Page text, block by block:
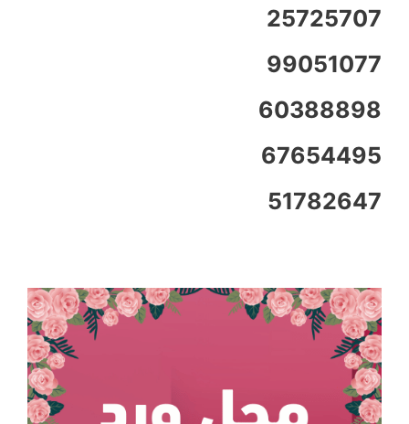
25725707
99051077
60388898
67654495
51782647